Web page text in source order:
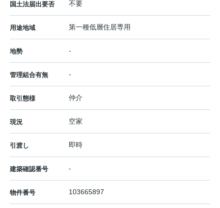
国土法届出要否 不要
用途地域 第一種低層住居専用
地勢 -
管理組合有無 -
取引態様 仲介
現況 空家
引渡し 即時
建築確認番号 -
物件番号 103665897